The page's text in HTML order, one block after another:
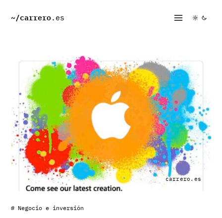
~/carrero.es
carrero.es
# Negocio e inversión